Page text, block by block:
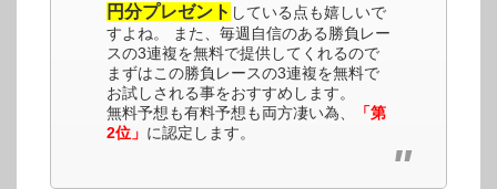
円分プレゼント している点も嬉しいで
すよね。 また、毎週自信のある勝負レー
スの3連複を無料で提供してくれるので
まずはこの勝負レースの3連複を無料で
お試しされる事をおすすめします。
無料予想も有料予想も両方凄い為、
「第
2位」 に認定します。